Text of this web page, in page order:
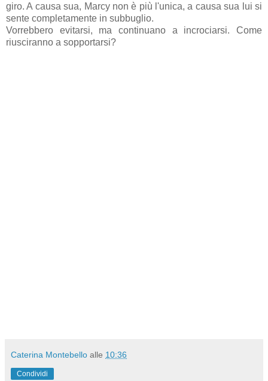
giro. A causa sua, Marcy non è più l'unica, a causa sua lui si
sente completamente in subbuglio.
Vorrebbero evitarsi, ma continuano a incrociarsi. Come
riusciranno a sopportarsi?
Caterina Montebello alle 10:36
Condividi